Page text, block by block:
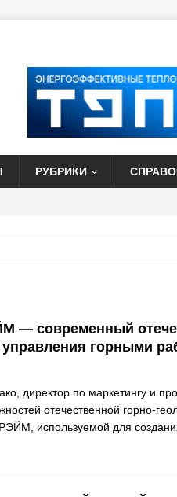
РУБРИКИ
— современный
горными
директор по маркетингу и
отечественной горно-
используемой для